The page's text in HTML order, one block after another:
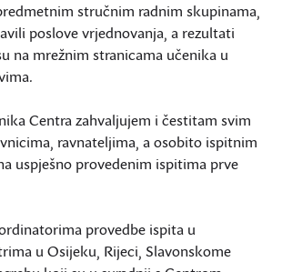
stručnim radnim skupinama,
poslove vrjednovanja, a rezultati
na mrežnim stranicama učenika u
Centra zahvaljujem i čestitam svim
ravnateljima, a osobito ispitnim
uspješno provedenim ispitima prve
provedbe ispita u
u Osijeku, Rijeci, Slavonskome